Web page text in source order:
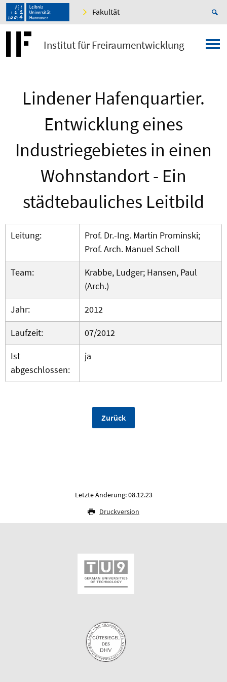
Fakultät
Institut für Freiraumentwicklung
Lindener Hafenquartier.
Entwicklung eines
Industriegebietes in einen
Wohnstandort - Ein
städtebauliches Leitbild
Leitung:
Prof. Dr.-Ing. Martin Prominski;
Prof. Arch. Manuel Scholl
Team:
Krabbe, Ludger; Hansen, Paul
(Arch.)
Jahr:
2012
Laufzeit:
07/2012
Ist
abgeschlossen:
ja
Zurück
Letzte Änderung: 08.12.23
Druckversion